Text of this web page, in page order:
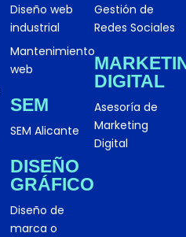
Diseño web
industrial
Mantenimiento
web
SEM
SEM Alicante
DISEÑO
GRÁFICO
Diseño de
marca o
Gestión de
Redes Sociales
DIGITAL
Asesoría de
Marketing
Digital